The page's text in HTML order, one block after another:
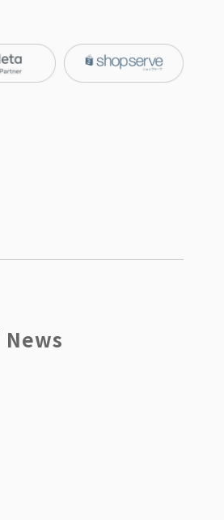
News